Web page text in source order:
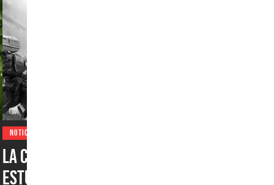
NOTICIAS
La crisis de Halo continúa:
estudio desarrollador